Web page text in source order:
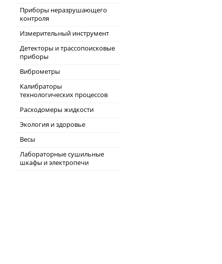
Приборы неразрушающего
контроля
Измерительный инструмент
Детекторы и трассопоисковые
приборы
Виброметры
Калибраторы
технологических процессов
Расходомеры жидкости
Экология и здоровье
Весы
Лабораторные сушильные
шкафы и электропечи